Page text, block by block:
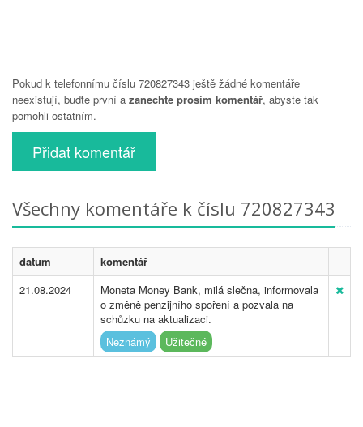
Pokud k telefonnímu číslu 720827343 ještě žádné komentáře
neexistují, buďte první a zanechte prosím komentář, abyste tak
pomohli ostatním.
Přidat komentář
Všechny komentáře k číslu 720827343
datum
komentář
21.08.2024
Moneta Money Bank, milá slečna, informovala
o změně penzijního spoření a pozvala na
schůzku na aktualizaci.
Neznámý
Užitečné